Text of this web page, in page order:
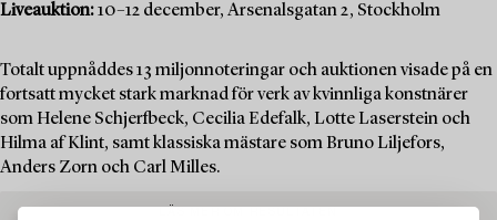
Liveauktion:10–12 december, Arsenalsgatan 2, Stockholm
Totalt uppnåddes 13 miljonnoteringar och auktionen visade på en
fortsatt mycket stark marknad för verk av kvinnliga konstnärer
som Helene Schjerfbeck, Cecilia Edefalk, Lotte Laserstein och
Hilma af Klint, samt klassiska mästare som Bruno Liljefors,
Anders Zorn och Carl Milles.